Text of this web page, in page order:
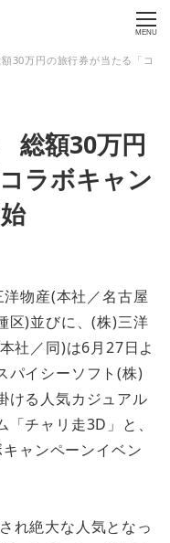
MENU
30万円の旅行券が当たる「コ
総額30万円
ラボキャン
洋物産(本社／名古屋
区)並びに、(株)三洋
社／同)は6月27日よ
パイシーソフト(株)
ける人気カジュアル
「チャリ走3D」と、
ャンペーンイベン
れ絶大な人気となっ